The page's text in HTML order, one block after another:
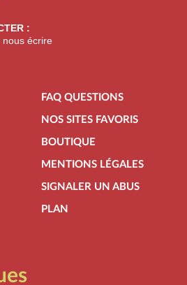
:
nous écrire
FAQ QUESTIONS
NOS SITES FAVORIS
BOUTIQUE
MENTIONS LÉGALES
SIGNALER UN ABUS
PLAN